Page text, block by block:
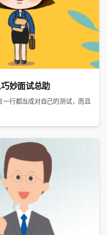
妙面试总助
行都当成对自己的测试，而且